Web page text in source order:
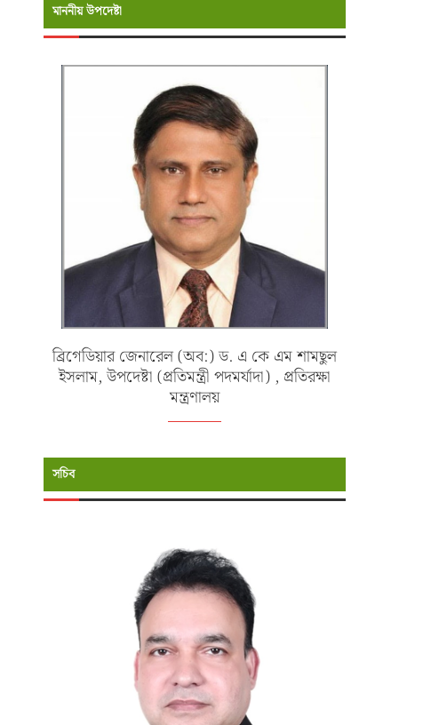
মাননীয় উপদেষ্টা
ব্রিগেডিয়ার জেনারেল (অব:) ড. এ কে এম শামছুল
ইসলাম, উপদেষ্টা (প্রতিমন্ত্রী পদমর্যাদা) , প্রতিরক্ষা
মন্ত্রণালয়
সচিব